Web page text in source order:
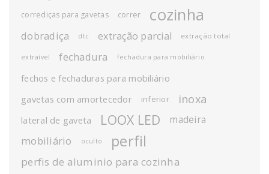
corrediças para gavetas correr cozinha
dobradiça dtc extração parcial extração total
extraível fechadura fechadura para mobiliário
fechos e fechaduras para mobiliário
gavetas com amortecedor
inferior inoxa
lateral de gaveta LOOX LED madeira
mobiliário oculto perfil
perfis de aluminio para cozinha